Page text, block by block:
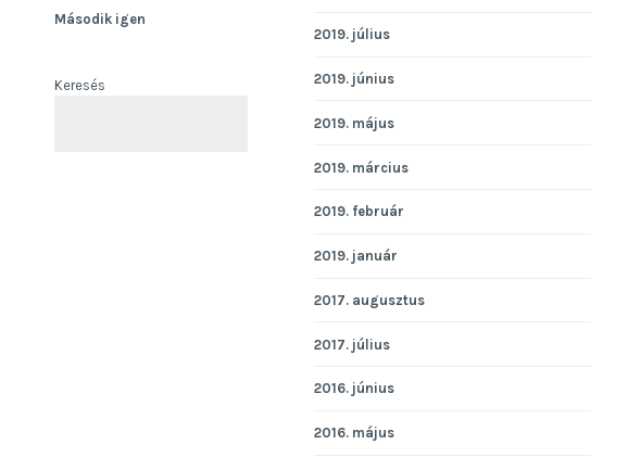
Második igen
Keresés
KERESÉS
2019. július
2019. június
2019. május
2019. március
2019. február
2019. január
2017. augusztus
2017. július
2016. június
2016. május